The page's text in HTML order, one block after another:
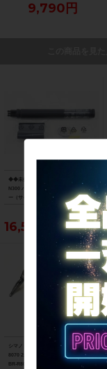
9,790円
◆◆未使用 シマノ SHIMANO Di2 BT-D
N300 バッテリー SD300 内蔵バッテリ
ー（サイクルパラダイス大阪より配
16,500円
シマノ SHIMANO ULTEGRA Di2 ST-R
8070 2x11S FD-R8050 RD-R8050-SS
BR-R8070 電動Di2 油圧DISC コンポセ